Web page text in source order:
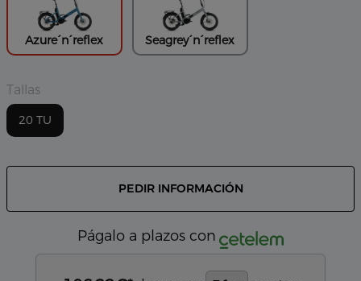
Azure´n´reflex Seagrey´n´reflex
Tallas
20 TU
PEDIR INFORMACIÓN
Págalo a plazos con